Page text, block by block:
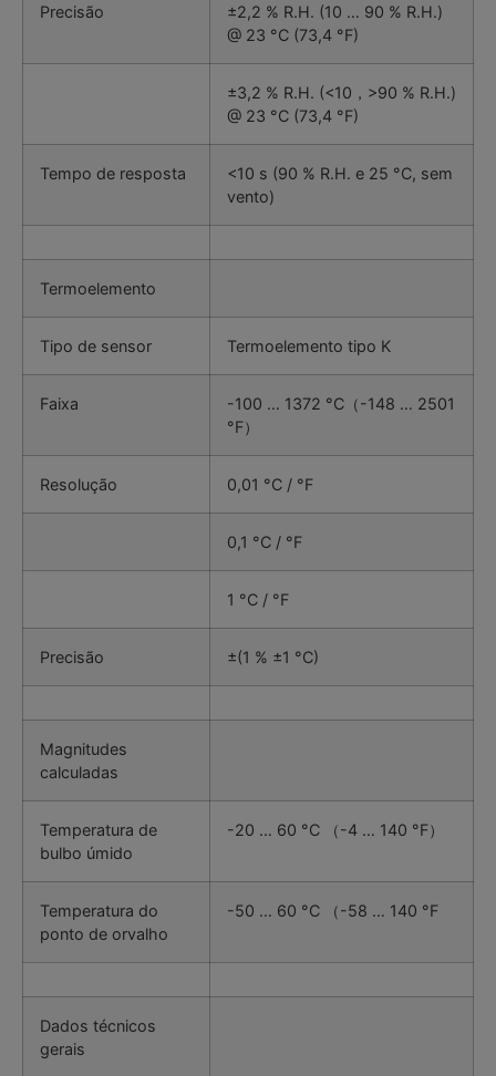
Precisão
±2,2 % R.H. (10 … 90 % R.H.)
@ 23 °C (73,4 °F)
±3,2 % R.H. (<10，>90 % R.H.)
@ 23 °C (73,4 °F)
Tempo de resposta
<10 s (90 % R.H. e 25 °C, sem
vento)
Termoelemento
Tipo de sensor Termoelemento tipo K
Faixa
-100 … 1372 °C（-148 … 2501
°F）
Resolução 0,01 °C / °F
0,1 °C / °F
1 °C / °F
Precisão ±(1 % ±1 °C)
Magnitudes
calculadas
Temperatura de
bulbo úmido
-20 … 60 °C （-4 … 140 °F）
Temperatura do
ponto de orvalho
-50 … 60 °C （-58 … 140 °F
Dados técnicos
gerais